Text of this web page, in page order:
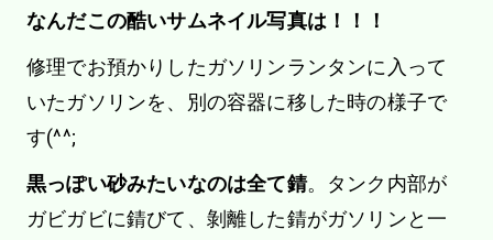
なんだこの酷いサムネイル写真は！！！
修理でお預かりしたガソリンランタンに入って
いたガソリンを、別の容器に移した時の様子で
す(^^;
黒っぽい砂みたいなのは全て錆。タンク内部が
ガビガビに錆びて、剝離した錆がガソリンと一